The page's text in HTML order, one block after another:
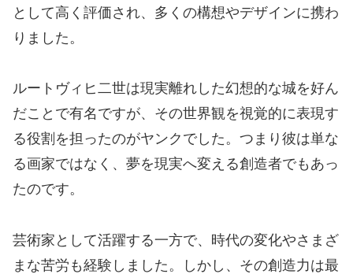
として高く評価され、多くの構想やデザインに携わ
りました。
ルートヴィヒ二世は現実離れした幻想的な城を好ん
だことで有名ですが、その世界観を視覚的に表現す
る役割を担ったのがヤンクでした。つまり彼は単な
る画家ではなく、夢を現実へ変える創造者でもあっ
たのです。
芸術家として活躍する一方で、時代の変化やさまざ
まな苦労も経験しました。しかし、その創造力は最